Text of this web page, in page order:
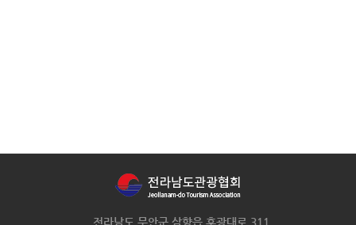
전라남도 무안군 삼향읍 후광대로 311